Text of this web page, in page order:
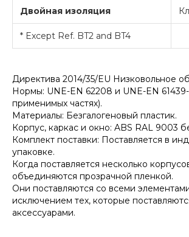
Двойная изоляция
* Except Ref. BT2 and BT4
Директива 2014/35/EU Низковольное
Нормы: UNE-EN 62208 и UNE-EN 61439-
применимых частях).
Материалы: Безгалогеновый пластик.
Корпус, каркас и окно: ABS RAL 9003
Комплект поставки: Поставляется в
упаковке.
Когда поставляется несколько
объединяются прозрачной пленкой.
Они поставляются со всеми
исключением тех, которые
аксессуарами.